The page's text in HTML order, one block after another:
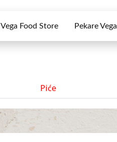
Vega Food Store Pekare Vega
Piće